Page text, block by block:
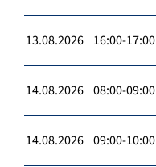
13.08.2026 16:00-17:00
14.08.2026 08:00-09:00
14.08.2026 09:00-10:00